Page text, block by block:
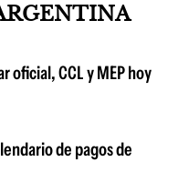
oficial, CCL y MEP hoy
de pagos de